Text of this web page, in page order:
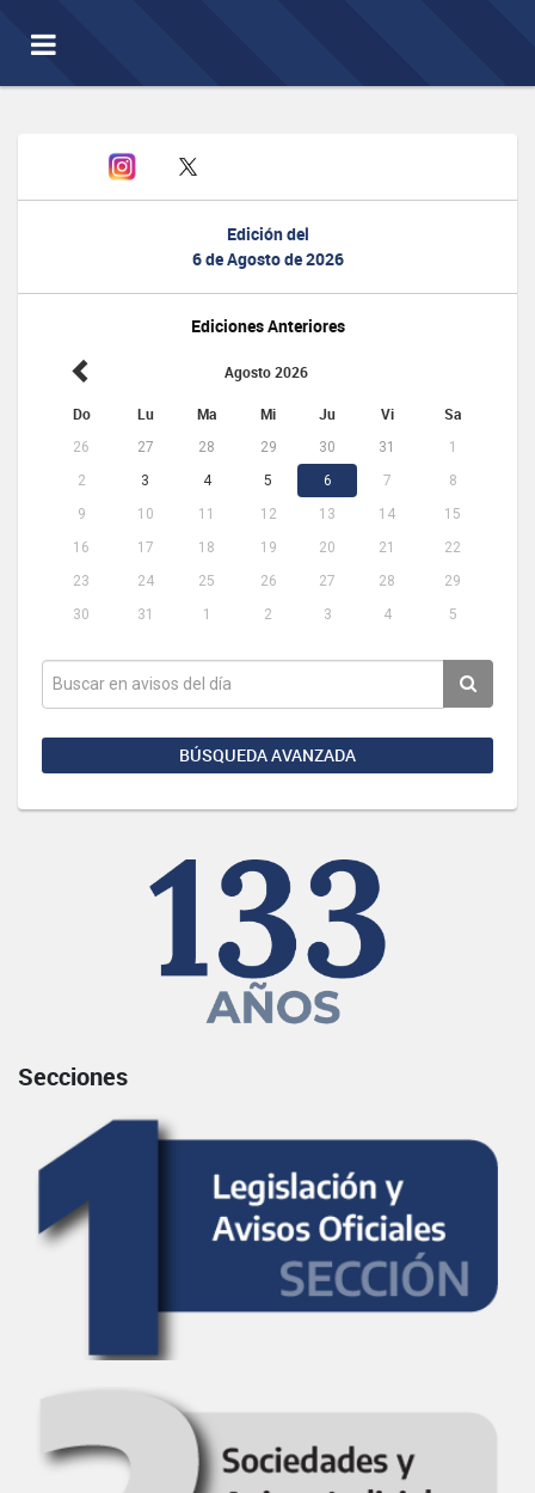
Toggle
navigation
Edición del
6 de Agosto de 2026
Ediciones Anteriores
Agosto 2026
Do Lu Ma Mi Ju Vi Sa
26 27 28 29 30 31
1
2
3 4 5 6 7
8
9
10 11 12 13 14
15
16
17 18 19 20 21
22
23
24 25 26 27 28
29
30
31 1 2 3 4 5
BÚSQUEDA AVANZADA
Secciones